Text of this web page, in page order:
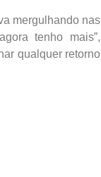
mergulhando nas
tenho mais”,
qualquer retorno